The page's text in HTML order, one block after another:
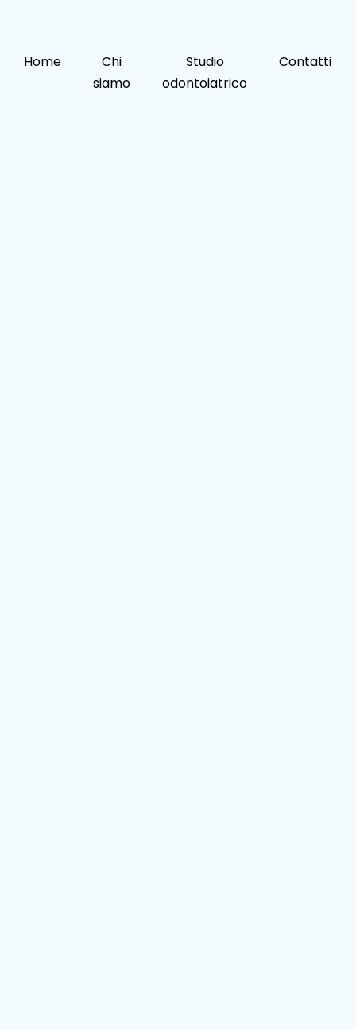
Home
Chi
siamo
Studio
odontoiatrico
Contatti